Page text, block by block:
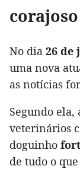
corajoso
No dia 26 de
uma nova
as notícias
Segundo ela,
veterinários
doguinho
de tudo o